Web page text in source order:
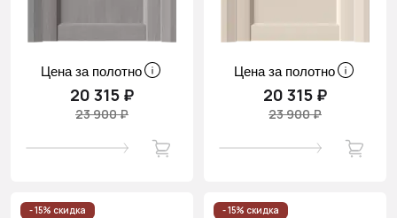
Цена за полотно
20 315 ₽
23 900 ₽
Цена за полотно
20 315 ₽
23 900 ₽
- 15% скидка - 15% скидка